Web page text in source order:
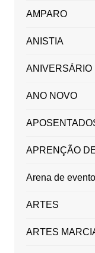
AMPARO
ANISTIA
ANIVERSÁRIO
ANO NOVO
APRENÇÃO
Arena de
ARTES
ARTES